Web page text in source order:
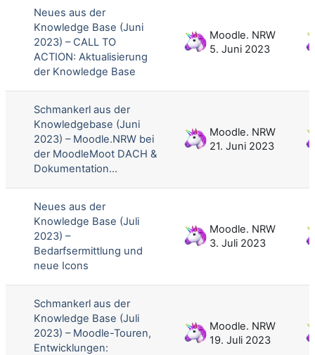
Neues aus der
Knowledge Base (Juni
2023) – CALL TO
ACTION: Aktualisierung
der Knowledge Base
Moodle. NRW
5. Juni 2023
Schmankerl aus der
Knowledgebase (Juni
2023) – Moodle.NRW bei
der MoodleMoot DACH &
Dokumentation...
Moodle. NRW
21. Juni 2023
Neues aus der
Knowledge Base (Juli
2023) –
Bedarfsermittlung und
neue Icons
Moodle. NRW
3. Juli 2023
Schmankerl aus der
Knowledge Base (Juli
2023) – Moodle-Touren,
Entwicklungen:
Moodle. NRW
19. Juli 2023